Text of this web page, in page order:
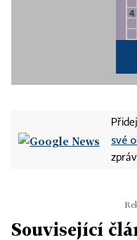
své
Související